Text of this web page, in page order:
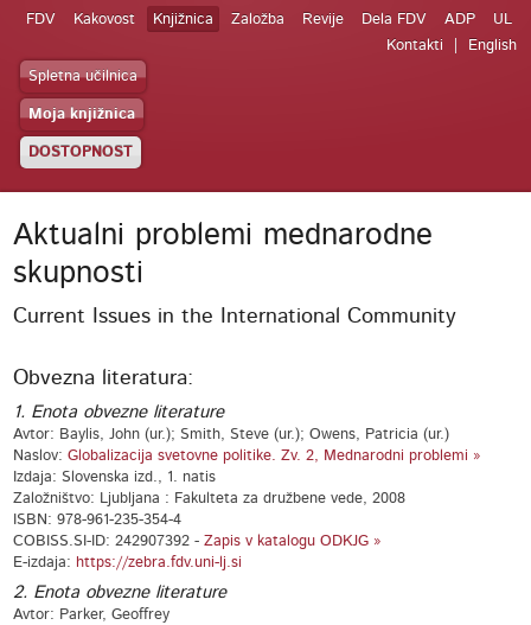
FDV Kakovost Knjižnica Založba Revije Dela FDV ADP
UL
Kontakti
English
Spletna učilnica
Moja knjižnica
DOSTOPNOST
Aktualni problemi mednarodne
skupnosti
Current Issues in the International Community
Obvezna literatura:
1. Enota obvezne literature
Avtor: Baylis, John (ur.); Smith, Steve (ur.); Owens, Patricia (ur.)
Naslov:Globalizacija svetovne politike. Zv. 2, Mednarodni problemi »
Izdaja: Slovenska izd., 1. natis
Založništvo: Ljubljana : Fakulteta za družbene vede, 2008
ISBN: 978-961-235-354-4
COBISS.SI-ID: 242907392 -Zapis v katalogu ODKJG »
E-izdaja: https://zebra.fdv.uni-lj.si
2. Enota obvezne literature
Avtor: Parker, Geoffrey